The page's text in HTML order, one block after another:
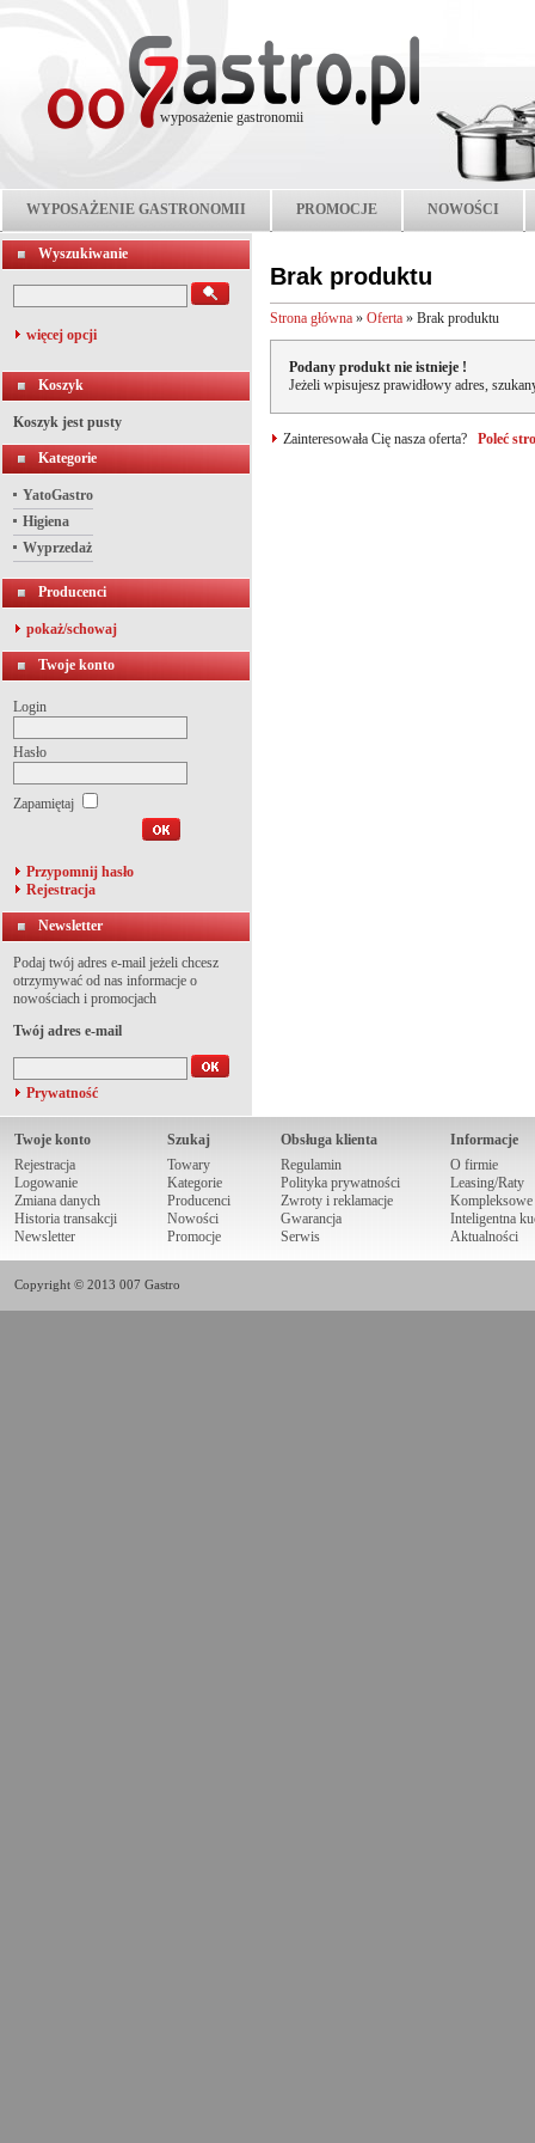
wyposażenie gastronomii
WYPOSAŻENIE GASTRONOMII PROMOCJE NOWOŚCI
Wyszukiwanie
więcej opcji
Koszyk
Koszyk jest pusty
Kategorie
YatoGastro
Higiena
Wyprzedaż
Producenci
pokaż/schowaj
Twoje konto
Login
Hasło
Zapamiętaj
Przypomnij hasło
Rejestracja
Newsletter
Podaj twój adres e-mail jeżeli chcesz
otrzymywać od nas informacje o
nowościach i promocjach
Twój adres e-mail
Prywatność
Brak produktu
Strona główna » Oferta » Brak produktu
Podany produkt nie istnieje !
Jeżeli wpisujesz prawidłowy adres,
Zainteresowała Cię nasza oferta? Poleć
Twoje konto
Rejestracja
Logowanie
Zmiana danych
Historia transakcji
Newsletter
Szukaj
Towary
Kategorie
Producenci
Nowości
Promocje
Obsługa klienta
Regulamin
Polityka prywatności
Zwroty i reklamacje
Gwarancja
Serwis
Informacje
O firmie
Leasing/Raty
Kompleksowe
Inteligentna
Aktualności
Copyright © 2013 007 Gastro